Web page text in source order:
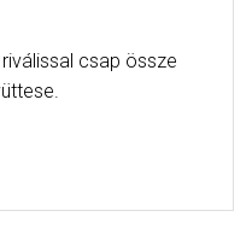
csap össze